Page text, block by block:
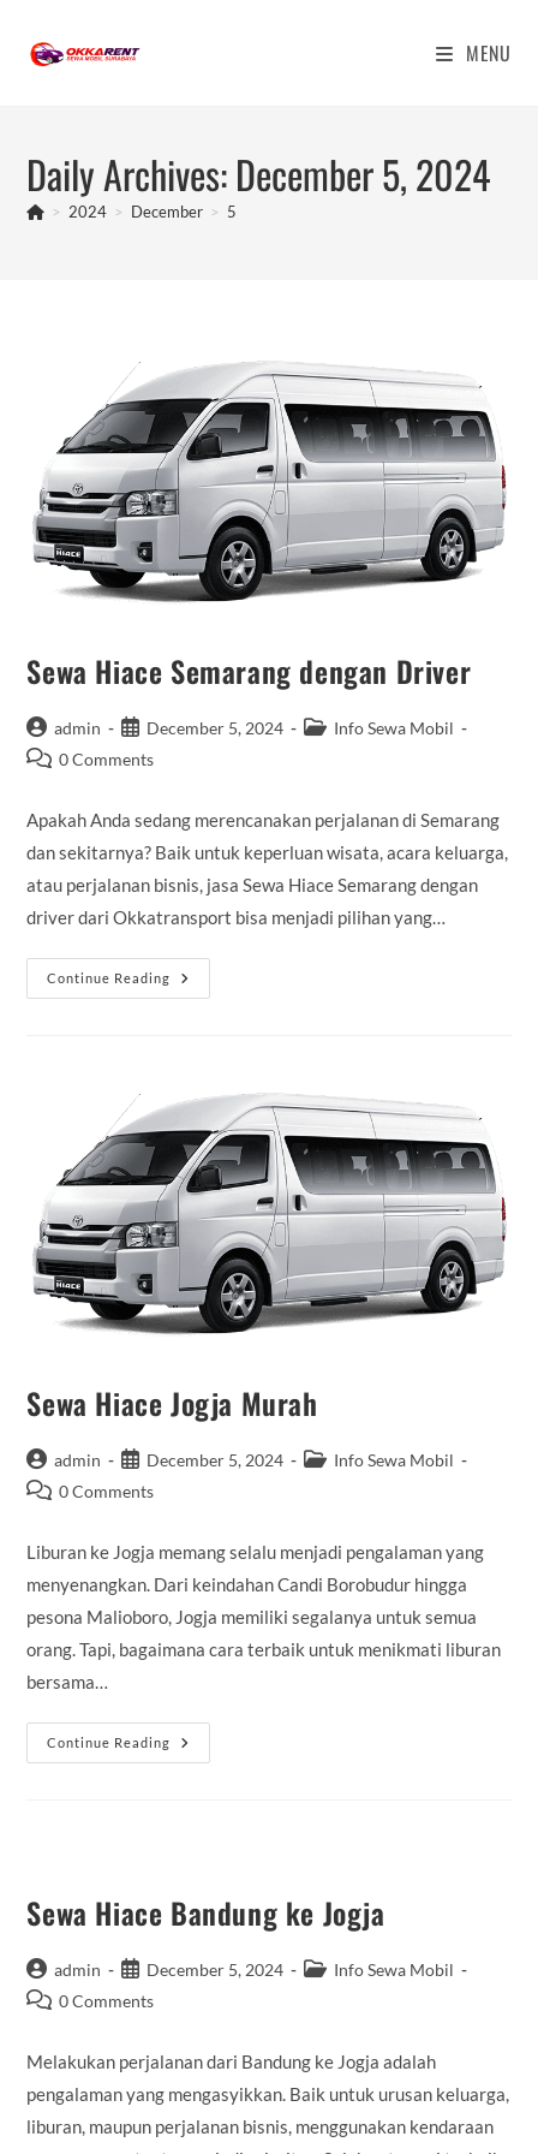
content
MENU
Daily Archives: December 5, 2024
> 2024 > December > 5
Sewa Hiace Semarang dengan Driver
Post
author:
admin
Post
published:
December 5, 2024
PostInfo Sewa Mobil
Post0 Comments
Apakah Anda sedang merencanakan perjalanan di Semarang
dan sekitarnya? Baik untuk keperluan wisata, acara keluarga,
atau perjalanan bisnis, jasa Sewa Hiace Semarang dengan
driver dari Okkatransport bisa menjadi pilihan yang…
Continue Reading
Sewa
Hiace
Sewa Hiace Jogja Murah
Post
author:
admin
Post
published:
December 5, 2024
PostInfo Sewa Mobil
Post0 Comments
Liburan ke Jogja memang selalu menjadi pengalaman yang
menyenangkan. Dari keindahan Candi Borobudur hingga
pesona Malioboro, Jogja memiliki segalanya untuk semua
orang. Tapi, bagaimana cara terbaik untuk menikmati liburan
bersama…
Continue Reading
Sewa
Hiace
Sewa Hiace Bandung ke Jogja
Post
author:
admin
Post
published:
December 5, 2024
PostInfo Sewa Mobil
Post0 Comments
Melakukan perjalanan dari Bandung ke Jogja adalah
pengalaman yang mengasyikkan. Baik untuk urusan keluarga,
liburan, maupun perjalanan bisnis, menggunakan kendaraan